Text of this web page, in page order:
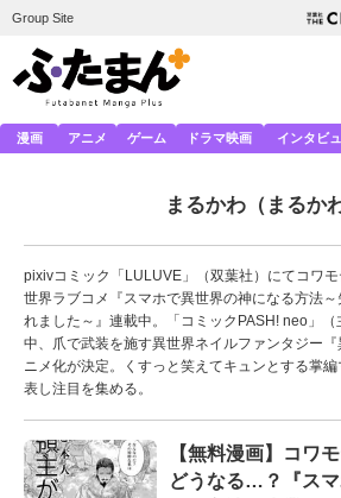
Group Site
漫画 アニメ ゲーム ドラマ映画 インタビ
まるかわ （まるか
pixivコミック「LULUVE」（双葉社）にてコワ
世界ラブコメ『スマホで異世界の神になる方法
れました～』連載中。「コミックPASH! neo」
中、爪で武装を施す異世界ネイルファンタジー
ニメ化が決定。くすっと笑えてキュンとする掌
表し注目を集める。
【無料漫画】コワ
どうなる…？『ス